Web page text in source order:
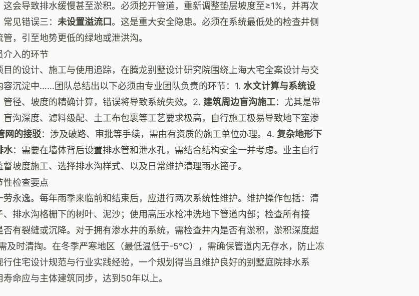
这会导致排水缓慢甚至淤积。必须挖开管道，重新调整垫层坡度至≥1%，并再次
见错误三： 未设置溢流口。这是重大安全隐患。必须在系统最低处的检查井侧
，引至地势更低的绿地或泄洪沟。
介入的环节
目的设计、施工与使用追踪，在腾龙别墅设计研究院围绕上海大宅全案设计与交
容沉淀中……团队总结出以下必须由专业团队负责的环节：1. 水文计算与系统设
管径、坡度的精确计算，错误将导致系统失效。2. 建筑周边盲沟施工：尤其是带
盲沟深度、滤料级配、土工布包裹等工艺要求极高，自行施工极易导致地下室渗
网的接驳：涉及破路、审批等手续，需由有资质的施工单位办理。4. 复杂地形下
水：需要在墙体背后设置排水管和泄水孔，需结合结构安全一并考虑。业主自行
坡度施工、选择排水沟样式、以及日常维护清理雨水篦子。
性检查要点
劳永逸。每年雨季来临前和结束后，应进行两次系统性维护。维护操作包括：清
、排水沟格栅下的树叶、泥沙；使用高压水枪冲洗地下管道内部；检查所有接
否有裂缝或沉降。对于拥有渗水井的系统，需检查井内是否有淤积，淤积深度超
及时清掏。在冬季严寒地区（最低温低于-5℃），需确保管道内无存水，防止冻
行住宅设计规范与行业实践经验，一个规划得当且维护良好的别墅庭院排水系
命应与主体建筑同步，达到50年以上。